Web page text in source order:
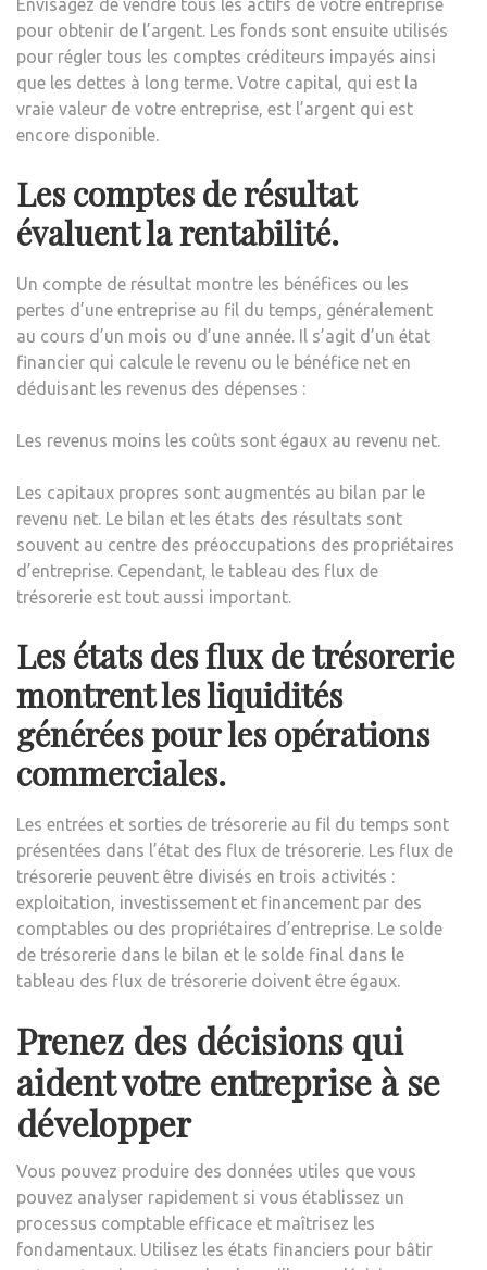
Envisagez de vendre tous les actifs de votre entreprise
pour obtenir de l’argent. Les fonds sont ensuite utilisés
pour régler tous les comptes créditeurs impayés ainsi
que les dettes à long terme. Votre capital, qui est la
vraie valeur de votre entreprise, est l’argent qui est
encore disponible.
Les comptes de résultat
évaluent la rentabilité.
Un compte de résultat montre les bénéfices ou les
pertes d’une entreprise au fil du temps, généralement
au cours d’un mois ou d’une année. Il s’agit d’un état
financier qui calcule le revenu ou le bénéfice net en
déduisant les revenus des dépenses :
Les revenus moins les coûts sont égaux au revenu net.
Les capitaux propres sont augmentés au bilan par le
revenu net. Le bilan et les états des résultats sont
souvent au centre des préoccupations des propriétaires
d’entreprise. Cependant, le tableau des flux de
trésorerie est tout aussi important.
Les états des flux de trésorerie
montrent les liquidités
générées pour les opérations
commerciales.
Les entrées et sorties de trésorerie au fil du temps sont
présentées dans l’état des flux de trésorerie. Les flux de
trésorerie peuvent être divisés en trois activités :
exploitation, investissement et financement par des
comptables ou des propriétaires d’entreprise. Le solde
de trésorerie dans le bilan et le solde final dans le
tableau des flux de trésorerie doivent être égaux.
Prenez des décisions qui
aident votre entreprise à se
développer
Vous pouvez produire des données utiles que vous
pouvez analyser rapidement si vous établissez un
processus comptable efficace et maîtrisez les
fondamentaux. Utilisez les états financiers pour bâtir